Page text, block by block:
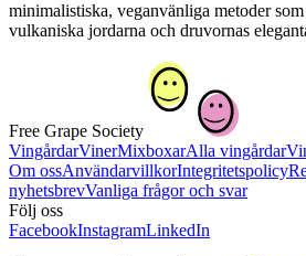
minimalistiska, veganvänliga metoder
vulkaniska jordarna och druvornas
Free Grape Society
VingårdarVinerMixboxarAlla vingårdar
Om ossAnvändarvillkorIntegritetspolicy
nyhetsbrevVanliga frågor och svar
Följ oss
FacebookInstagramLinkedIn